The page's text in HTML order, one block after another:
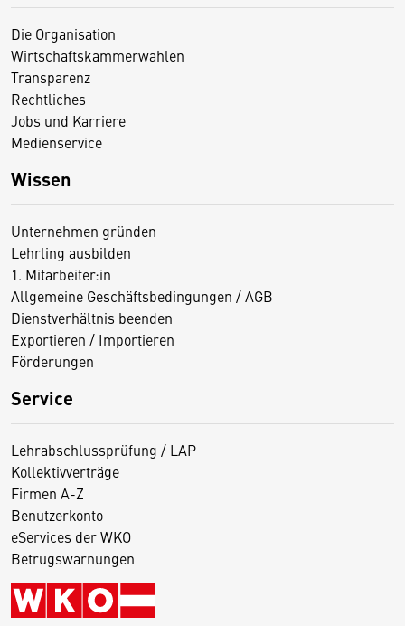
Die Organisation
Wirtschaftskammerwahlen
Transparenz
Rechtliches
Jobs und Karriere
Medienservice
Wissen
Unternehmen gründen
Lehrling ausbilden
1. Mitarbeiter:in
Allgemeine Geschäftsbedingungen / AGB
Dienstverhältnis beenden
Exportieren / Importieren
Förderungen
Service
Lehrabschlussprüfung / LAP
Kollektivverträge
Firmen A-Z
Benutzerkonto
eServices der WKO
Betrugswarnungen